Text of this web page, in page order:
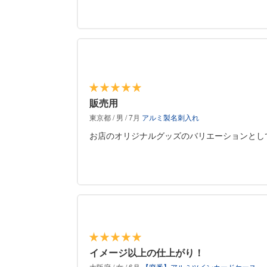
販売用
東京都 / 男 / 7月 アルミ製名刺入れ
お店のオリジナルグッズのバリエーションとし
イメージ以上の仕上がり！